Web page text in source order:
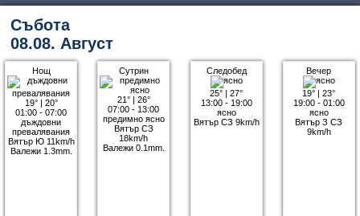
Събота
08.08. Август
Нощ
19°| 20°
01:00 - 07:00
дъждовни
превалявания
Вятър Ю 11km/h
Валежи 1.3mm.
Сутрин
21°| 26°
07:00 - 13:00
предимно ясно
Вятър СЗ
18km/h
Валежи 0.1mm.
Следобед
25° |27°
13:00 - 19:00
ясно
Вятър СЗ 9km/h
Вечер
19° |23°
19:00 - 01:00
ясно
Вятър З СЗ
9km/h